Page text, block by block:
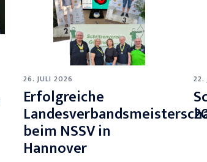
26. JULI 2026
Erfolgreiche
beim NSSV in
Hannover
22.